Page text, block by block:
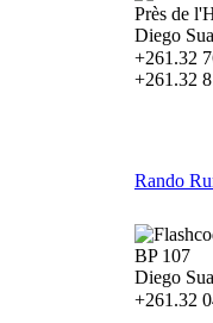
Près de
Diego
+261.32
+261.32
Rando
BP 107
Diego
+261.32